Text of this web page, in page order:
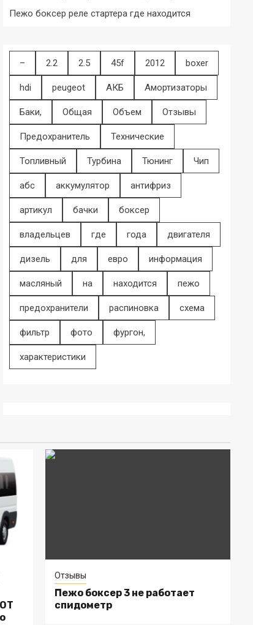
Пежо боксер реле стартера где находится
– 2.2 2.5 45f 2012 boxer
hdi peugeot АКБ Амортизаторы
Баки, Общая Объем Отзывы
Предохранитель Технические
Топливный Турбина Тюнинг Чип
абс аккумулятор антифриз
артикул бачки боксер
владельцев где года двигателя
дизель для евро информация
масляный на находится пежо
предохранители распиновка схема
фильтр фото фургон,
характеристики
Отзывы
Пежо боксер 3 не работает
спидометр